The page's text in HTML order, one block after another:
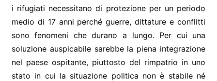
i rifugiati necessitano di protezione per un periodo
medio di 17 anni perché guerre, dittature e conflitti
sono fenomeni che durano a lungo. Per cui una
soluzione auspicabile sarebbe la piena integrazione
nel paese ospitante, piuttosto del rimpatrio in uno
stato in cui la situazione politica non è stabile né